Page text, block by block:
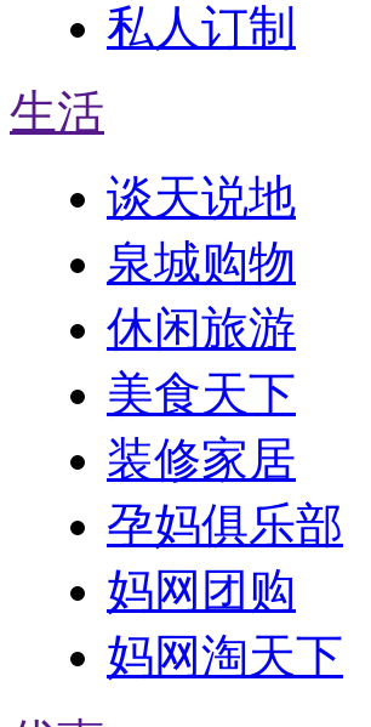
私人订制
生活
谈天说地
泉城购物
休闲旅游
美食天下
装修家居
孕妈俱乐部
妈网团购
妈网淘天下